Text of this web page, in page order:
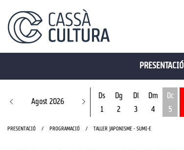
PRESENTACIÓ
Agost 2026
Ds
1
Dg
2
Dl
3
Dm
4
Dc
5
PRESENTACIÓ PROGRAMACIÓ TALLER JAPONISME - SUMI-E